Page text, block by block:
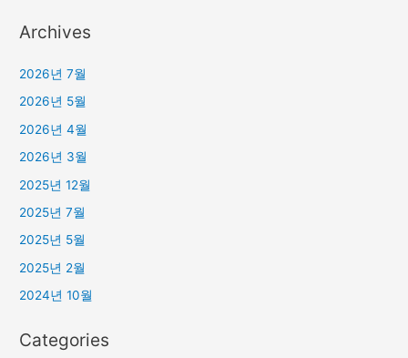
Archives
2026년 7월
2026년 5월
2026년 4월
2026년 3월
2025년 12월
2025년 7월
2025년 5월
2025년 2월
2024년 10월
Categories